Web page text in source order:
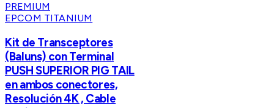
EPCOM TITANIUM
Kit de Transceptores
(Baluns) con Terminal
PUSH SUPERIOR PIG TAIL
en ambos conectores,
Resolución 4K , Cable